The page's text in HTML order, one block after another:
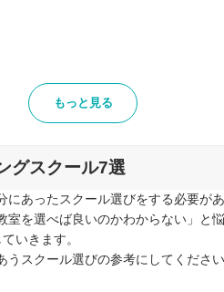
ント
る
か見極める
もっと見る
グスクール7選
あったスクール選びをする必要があ
を選べば良いのかわからない」と
いきます。
スクール選びの参考にしてください